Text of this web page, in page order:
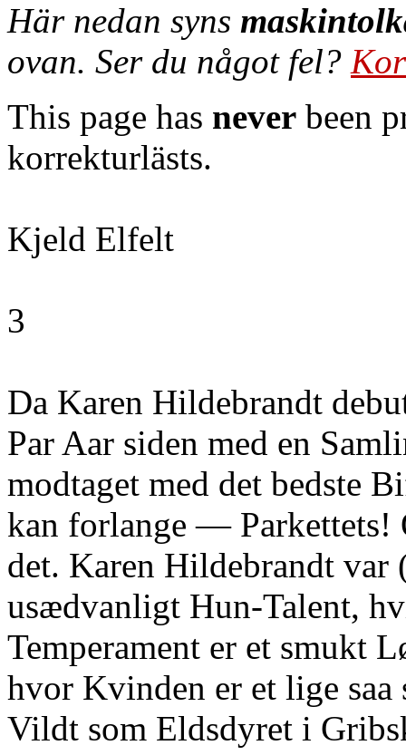
Här nedan syns
ovan. Ser du något fel?
This page has never been
korrekturlästs.
Kjeld Elfelt
3
Da Karen Hildebrandt
Par Aar siden med en
modtaget med det bedste
kan forlange — Parkettets!
det. Karen Hildebrandt var
usædvanligt Hun-Talent,
Temperament er et smukt
hvor Kvinden er et lige
Vildt som Eldsdyret i